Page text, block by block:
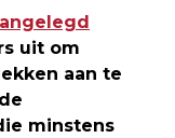
uit om
aan te
minstens